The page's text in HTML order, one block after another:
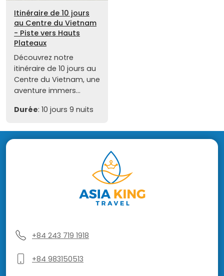
Itinéraire de 10 jours
au Centre du Vietnam
- Piste vers Hauts
Plateaux
Découvrez notre
itinéraire de 10 jours au
Centre du Vietnam, une
aventure immers...
Durée: 10 jours 9 nuits
+84 243 719 1918
+84 983150513